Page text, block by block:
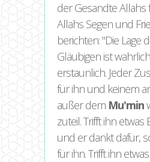
der Gesandte Allahs
Allahs Segen und
berichten: Die Lage
Gläubigen ist wahrlich
erstaunlich. Jeder
für ihn und keinem
außer dem Mu'min
zuteil. Trifft ihn etwas
und er dankt dafür,
für ihn. Trifft ihn etwas